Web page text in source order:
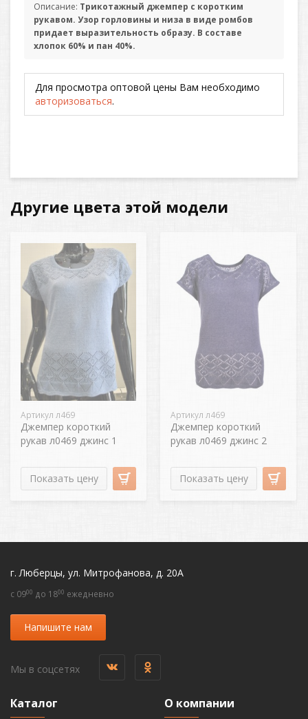
Описание: Трикотажный джемпер с коротким
рукавом. Узор горловины и низа в виде ромбов
придает выразительность образу. В составе
хлопок 60% и пан 40%.
Для просмотра оптовой цены Вам необходимо
авторизоваться.
Другие цвета этой модели
Артикул л469
Джемпер короткий
рукав л0469 джинс 1
Показать цену
Артикул л469
Джемпер короткий
рукав л0469 джинс 2
Показать цену
г. Люберцы, ул. Митрофанова, д. 20А
c 0900 до 1800 ежедневно
Напишите нам
Мы в соцсетях
Каталог О компании